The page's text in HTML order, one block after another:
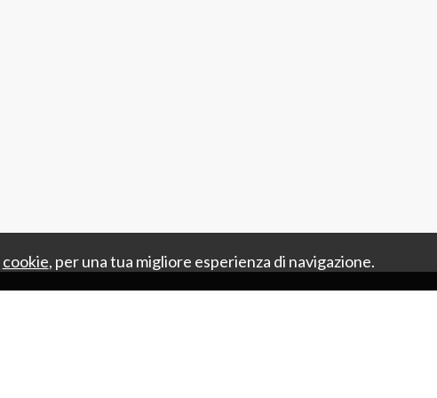
cookie, per una tua migliore esperienza di navigazione.